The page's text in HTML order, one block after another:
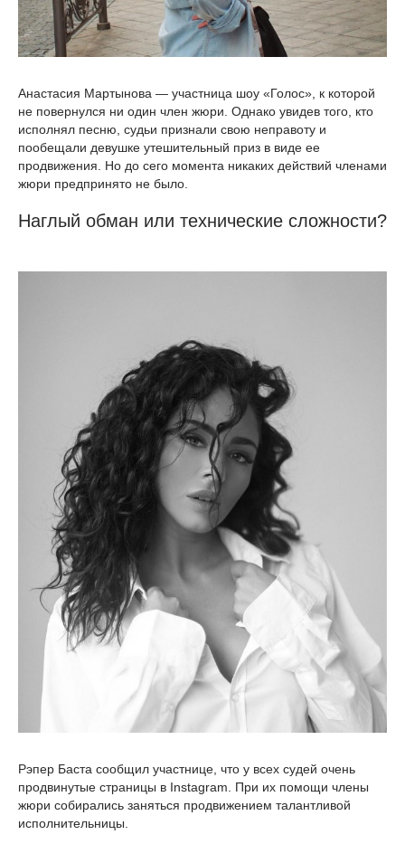
Анастасия Мартынова — участница шоу «Голос», к которой
не повернулся ни один член жюри. Однако увидев того, кто
исполнял песню, судьи признали свою неправоту и
пообещали девушке утешительный приз в виде ее
продвижения. Но до сего момента никаких действий членами
жюри предпринято не было.
Наглый обман или технические сложности?
Рэпер Баста сообщил участнице, что у всех судей очень
продвинутые страницы в Instagram. При их помощи члены
жюри собирались заняться продвижением талантливой
исполнительницы.